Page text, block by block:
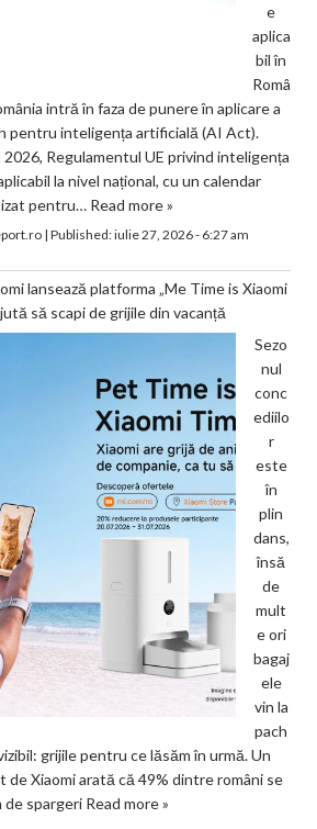
e
aplica
bil în
Româ
intră în faza de punere în aplicare a
pentru inteligența artificială (AI Act).
Regulamentul UE privind inteligența
la nivel național, cu un calendar
pentru… Read more »
| Published:iulie 27, 2026 - 6:27 am
lansează platforma „Me Time is Xiaomi
să scapi de grijile din vacanță
Sezo
nul
conc
ediilo
r
este
în
plin
dans,
însă
de
mult
e ori
bagaj
ele
vin la
pach
grijile pentru ce lăsăm în urmă. Un
de Xiaomi arată că 49% dintre români se
de spargeri Read more »